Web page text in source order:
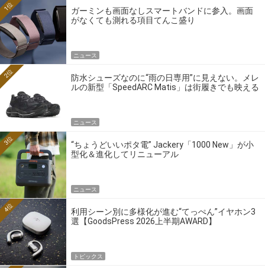
ガーミンも画面なしスマートバンドに参入。画面
がなくても測れる項目てんこ盛り
1位
ニュース
防水シューズなのに“雨の日専用”に見えない。メレ
ルの新型「SpeedARC Matis」は街履きでも映える
2位
ニュース
“ちょうどいいポタ電” Jackery「1000 New」が小
型化＆進化してリニューアル
3位
ニュース
利用シーン別に多様化が進む“てっぺん”イヤホン3
選【GoodsPress 2026上半期AWARD】
4位
トピックス